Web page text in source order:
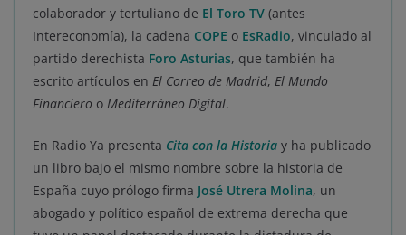
colaborador y tertuliano de El Toro TV (antes
Intereconomía), la cadena COPE o EsRadio, vinculado al
partido derechista Foro Asturias, que también ha
escrito artículos en El Correo de Madrid, El Mundo
Financiero o Mediterráneo Digital.
En Radio Ya presenta Cita con la Historia y ha publicado
un libro bajo el mismo nombre sobre la historia de
España cuyo prólogo firma José Utrera Molina, un
abogado y político español de extrema derecha que